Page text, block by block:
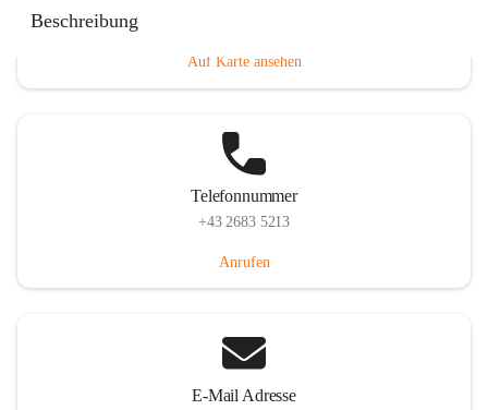
Beschreibung
Auf Karte ansehen
Telefonnummer
+43 2683 5213
Anrufen
E-Mail Adresse